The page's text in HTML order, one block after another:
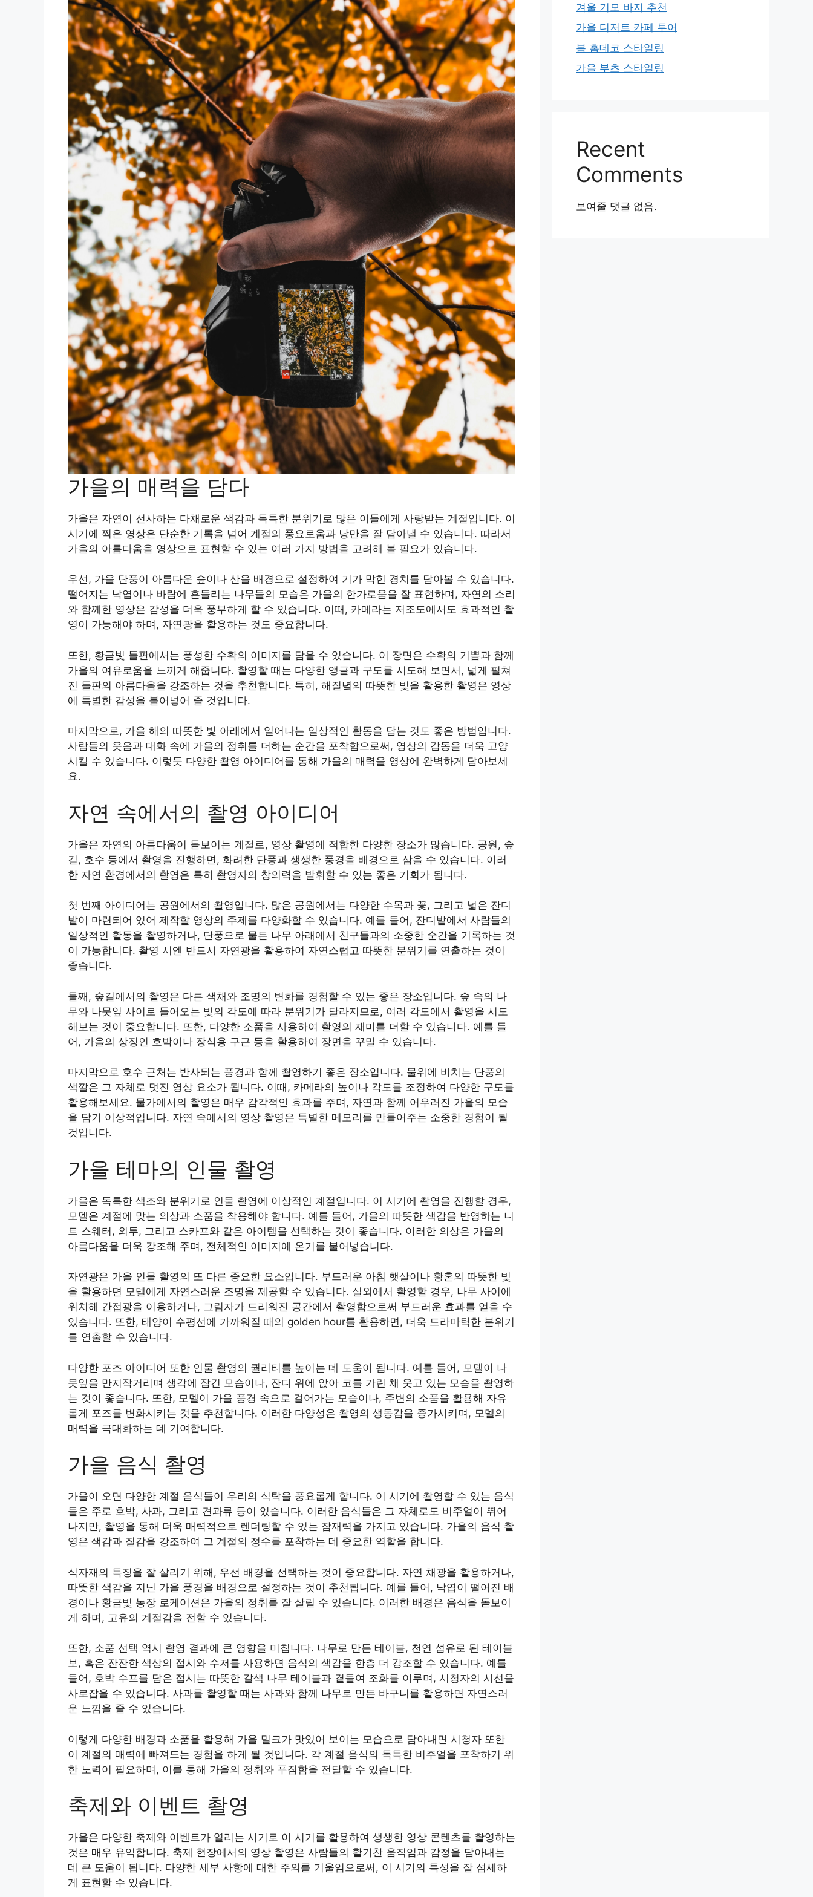
가을의 매력을 담다
가을은 자연이 선사하는 다채로운 색감과 독특한 분위기로 많은 이들에게 사랑받는 계절입니다. 이
시기에 찍은 영상은 단순한 기록을 넘어 계절의 풍요로움과 낭만을 잘 담아낼 수 있습니다. 따라서
가을의 아름다움을 영상으로 표현할 수 있는 여러 가지 방법을 고려해 볼 필요가 있습니다.
우선, 가을 단풍이 아름다운 숲이나 산을 배경으로 설정하여 기가 막힌 경치를 담아볼 수 있습니다.
떨어지는 낙엽이나 바람에 흔들리는 나무들의 모습은 가을의 한가로움을 잘 표현하며, 자연의 소리
와 함께한 영상은 감성을 더욱 풍부하게 할 수 있습니다. 이때, 카메라는 저조도에서도 효과적인 촬
영이 가능해야 하며, 자연광을 활용하는 것도 중요합니다.
또한, 황금빛 들판에서는 풍성한 수확의 이미지를 담을 수 있습니다. 이 장면은 수확의 기쁨과 함께
가을의 여유로움을 느끼게 해줍니다. 촬영할 때는 다양한 앵글과 구도를 시도해 보면서, 넓게 펼쳐
진 들판의 아름다움을 강조하는 것을 추천합니다. 특히, 해질녘의 따뜻한 빛을 활용한 촬영은 영상
에 특별한 감성을 불어넣어 줄 것입니다.
마지막으로, 가을 해의 따뜻한 빛 아래에서 일어나는 일상적인 활동을 담는 것도 좋은 방법입니다.
사람들의 웃음과 대화 속에 가을의 정취를 더하는 순간을 포착함으로써, 영상의 감동을 더욱 고양
시킬 수 있습니다. 이렇듯 다양한 촬영 아이디어를 통해 가을의 매력을 영상에 완벽하게 담아보세
요.
자연 속에서의 촬영 아이디어
가을은 자연의 아름다움이 돋보이는 계절로, 영상 촬영에 적합한 다양한 장소가 많습니다. 공원, 숲
길, 호수 등에서 촬영을 진행하면, 화려한 단풍과 생생한 풍경을 배경으로 삼을 수 있습니다. 이러
한 자연 환경에서의 촬영은 특히 촬영자의 창의력을 발휘할 수 있는 좋은 기회가 됩니다.
첫 번째 아이디어는 공원에서의 촬영입니다. 많은 공원에서는 다양한 수목과 꽃, 그리고 넓은 잔디
밭이 마련되어 있어 제작할 영상의 주제를 다양화할 수 있습니다. 예를 들어, 잔디밭에서 사람들의
일상적인 활동을 촬영하거나, 단풍으로 물든 나무 아래에서 친구들과의 소중한 순간을 기록하는 것
이 가능합니다. 촬영 시엔 반드시 자연광을 활용하여 자연스럽고 따뜻한 분위기를 연출하는 것이
좋습니다.
둘째, 숲길에서의 촬영은 다른 색채와 조명의 변화를 경험할 수 있는 좋은 장소입니다. 숲 속의 나
무와 나뭇잎 사이로 들어오는 빛의 각도에 따라 분위기가 달라지므로, 여러 각도에서 촬영을 시도
해보는 것이 중요합니다. 또한, 다양한 소품을 사용하여 촬영의 재미를 더할 수 있습니다. 예를 들
어, 가을의 상징인 호박이나 장식용 구근 등을 활용하여 장면을 꾸밀 수 있습니다.
마지막으로 호수 근처는 반사되는 풍경과 함께 촬영하기 좋은 장소입니다. 물위에 비치는 단풍의
색깔은 그 자체로 멋진 영상 요소가 됩니다. 이때, 카메라의 높이나 각도를 조정하여 다양한 구도를
활용해보세요. 물가에서의 촬영은 매우 감각적인 효과를 주며, 자연과 함께 어우러진 가을의 모습
을 담기 이상적입니다. 자연 속에서의 영상 촬영은 특별한 메모리를 만들어주는 소중한 경험이 될
것입니다.
가을 테마의 인물 촬영
가을은 독특한 색조와 분위기로 인물 촬영에 이상적인 계절입니다. 이 시기에 촬영을 진행할 경우,
모델은 계절에 맞는 의상과 소품을 착용해야 합니다. 예를 들어, 가을의 따뜻한 색감을 반영하는 니
트 스웨터, 외투, 그리고 스카프와 같은 아이템을 선택하는 것이 좋습니다. 이러한 의상은 가을의
아름다움을 더욱 강조해 주며, 전체적인 이미지에 온기를 불어넣습니다.
자연광은 가을 인물 촬영의 또 다른 중요한 요소입니다. 부드러운 아침 햇살이나 황혼의 따뜻한 빛
을 활용하면 모델에게 자연스러운 조명을 제공할 수 있습니다. 실외에서 촬영할 경우, 나무 사이에
위치해 간접광을 이용하거나, 그림자가 드리워진 공간에서 촬영함으로써 부드러운 효과를 얻을 수
있습니다. 또한, 태양이 수평선에 가까워질 때의 golden hour를 활용하면, 더욱 드라마틱한 분위기
를 연출할 수 있습니다.
다양한 포즈 아이디어 또한 인물 촬영의 퀄리티를 높이는 데 도움이 됩니다. 예를 들어, 모델이 나
뭇잎을 만지작거리며 생각에 잠긴 모습이나, 잔디 위에 앉아 코를 가린 채 웃고 있는 모습을 촬영하
는 것이 좋습니다. 또한, 모델이 가을 풍경 속으로 걸어가는 모습이나, 주변의 소품을 활용해 자유
롭게 포즈를 변화시키는 것을 추천합니다. 이러한 다양성은 촬영의 생동감을 증가시키며, 모델의
매력을 극대화하는 데 기여합니다.
가을 음식 촬영
가을이 오면 다양한 계절 음식들이 우리의 식탁을 풍요롭게 합니다. 이 시기에 촬영할 수 있는 음식
들은 주로 호박, 사과, 그리고 견과류 등이 있습니다. 이러한 음식들은 그 자체로도 비주얼이 뛰어
나지만, 촬영을 통해 더욱 매력적으로 렌더링할 수 있는 잠재력을 가지고 있습니다. 가을의 음식 촬
영은 색감과 질감을 강조하여 그 계절의 정수를 포착하는 데 중요한 역할을 합니다.
식자재의 특징을 잘 살리기 위해, 우선 배경을 선택하는 것이 중요합니다. 자연 채광을 활용하거나,
따뜻한 색감을 지닌 가을 풍경을 배경으로 설정하는 것이 추천됩니다. 예를 들어, 낙엽이 떨어진 배
경이나 황금빛 농장 로케이션은 가을의 정취를 잘 살릴 수 있습니다. 이러한 배경은 음식을 돋보이
게 하며, 고유의 계절감을 전할 수 있습니다.
또한, 소품 선택 역시 촬영 결과에 큰 영향을 미칩니다. 나무로 만든 테이블, 천연 섬유로 된 테이블
보, 혹은 잔잔한 색상의 접시와 수저를 사용하면 음식의 색감을 한층 더 강조할 수 있습니다. 예를
들어, 호박 수프를 담은 접시는 따뜻한 갈색 나무 테이블과 곁들여 조화를 이루며, 시청자의 시선을
사로잡을 수 있습니다. 사과를 촬영할 때는 사과와 함께 나무로 만든 바구니를 활용하면 자연스러
운 느낌을 줄 수 있습니다.
이렇게 다양한 배경과 소품을 활용해 가을 밀크가 맛있어 보이는 모습으로 담아내면 시청자 또한
이 계절의 매력에 빠져드는 경험을 하게 될 것입니다. 각 계절 음식의 독특한 비주얼을 포착하기 위
한 노력이 필요하며, 이를 통해 가을의 정취와 푸짐함을 전달할 수 있습니다.
축제와 이벤트 촬영
가을은 다양한 축제와 이벤트가 열리는 시기로 이 시기를 활용하여 생생한 영상 콘텐츠를 촬영하는
것은 매우 유익합니다. 축제 현장에서의 영상 촬영은 사람들의 활기찬 움직임과 감정을 담아내는
데 큰 도움이 됩니다. 다양한 세부 사항에 대한 주의를 기울임으로써, 이 시기의 특성을 잘 섬세하
게 표현할 수 있습니다.
겨울 기모 바지 추천
가을 디저트 카페 투어
봄 홈데코 스타일링
가을 부츠 스타일링
Recent
Comments
보여줄 댓글 없음.